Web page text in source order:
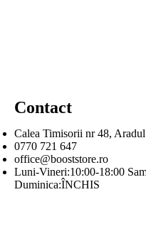
Contact
Calea Timisorii nr 48,
0770 721 647
office@booststore.ro
Luni-Vineri:10:00-18:00
Duminica:ÎNCHIS